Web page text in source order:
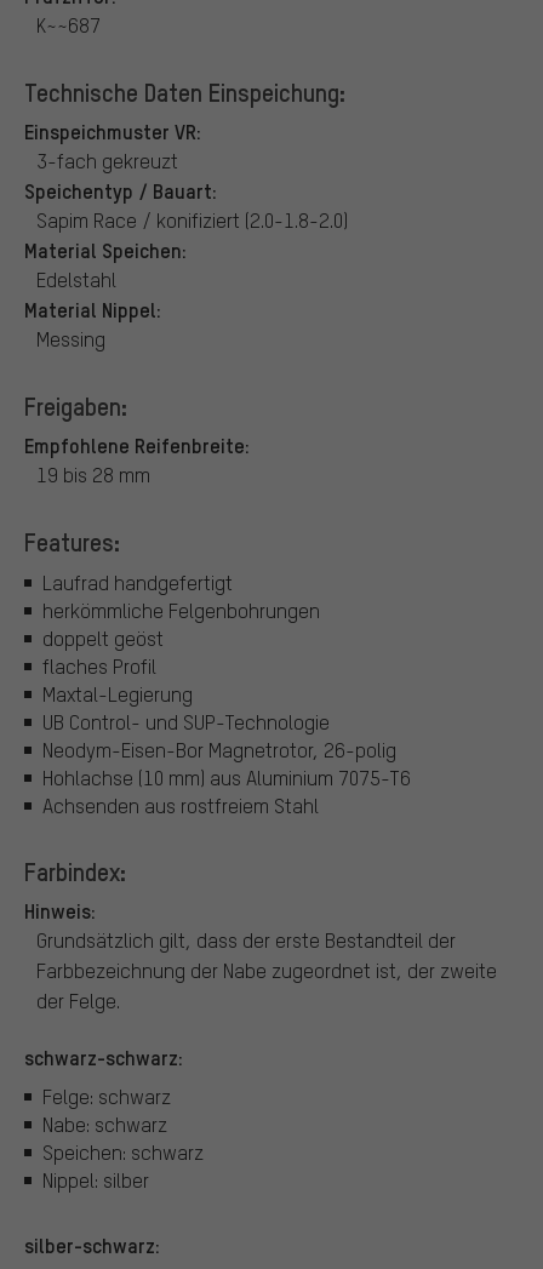
K~~687
Technische Daten Einspeichung:
Einspeichmuster VR:
3-fach gekreuzt
Speichentyp / Bauart:
Sapim Race / konifiziert (2.0-1.8-2.0)
Material Speichen:
Edelstahl
Material Nippel:
Messing
Freigaben:
Empfohlene Reifenbreite:
19 bis 28 mm
Features:
Laufrad handgefertigt
herkömmliche Felgenbohrungen
doppelt geöst
flaches Profil
Maxtal-Legierung
UB Control- und SUP-Technologie
Neodym-Eisen-Bor Magnetrotor, 26-polig
Hohlachse (10 mm) aus Aluminium 7075-T6
Achsenden aus rostfreiem Stahl
Farbindex:
Hinweis:
Grundsätzlich gilt, dass der erste Bestandteil der
Farbbezeichnung der Nabe zugeordnet ist, der zweite
der Felge.
schwarz-schwarz:
Felge: schwarz
Nabe: schwarz
Speichen: schwarz
Nippel: silber
silber-schwarz: